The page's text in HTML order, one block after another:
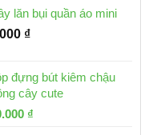
lăn bụi quần áo mini
₫
đựng bút kiêm chậu
cây cute
₫